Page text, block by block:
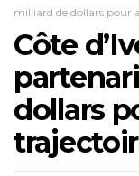
milliard de dollars pour
Côte
dollars